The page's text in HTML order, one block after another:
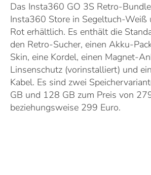
Das Insta360 GO 3S Retro-
Insta360 Store in Segeltuch-Weiß
Rot erhältlich. Es enthält die
den Retro-Sucher, einen Akku-
Skin, eine Kordel, einen Magnet-
Linsenschutz (vorinstalliert) und
Kabel. Es sind zwei
GB und 128 GB zum Preis von
beziehungsweise 299 Euro.